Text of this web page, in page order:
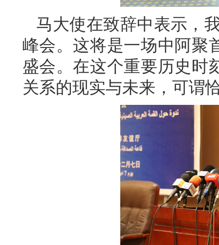
马大使在致辞中表示，
峰会。这将是一场中阿聚
盛会。在这个重要历史时
关系的现实与未来，可谓